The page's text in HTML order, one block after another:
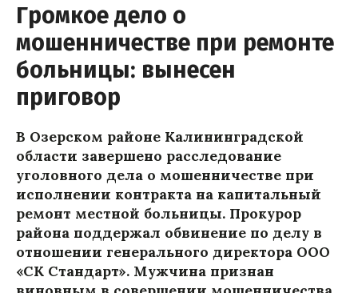
Громкое дело о
мошенничестве при ремонте
больницы: вынесен
приговор
В Озерском районе Калининградской
области завершено расследование
уголовного дела о мошенничестве при
исполнении контракта на капитальный
ремонт местной больницы. Прокурор
района поддержал обвинение по делу в
отношении генерального директора ООО
«СК Стандарт». Мужчина признан